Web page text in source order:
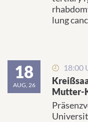
lung
18
AUG, 26
18:00
Mutter-